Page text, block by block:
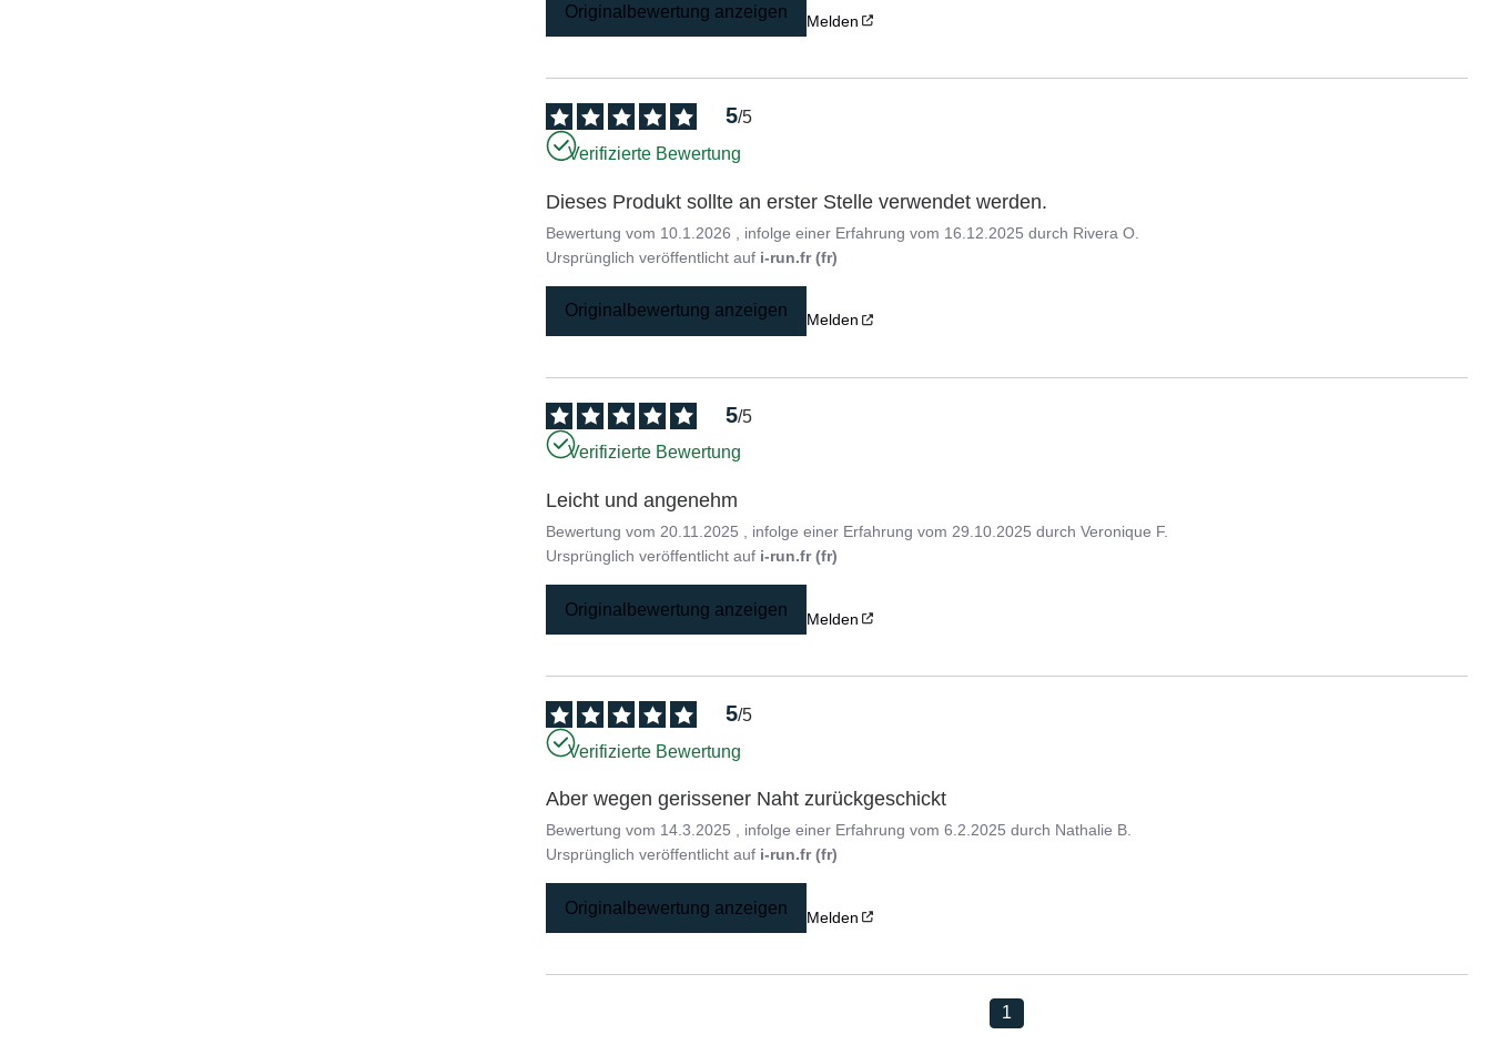
Originalbewertung anzeigen Melden
5/5
Verifizierte Bewertung
Dieses Produkt sollte an erster Stelle verwendet werden.
Bewertung vom 10.1.2026 , infolge einer Erfahrung vom 16.12.2025 durch Rivera O.
Ursprünglich veröffentlicht auf i-run.fr (fr)
Originalbewertung anzeigen Melden
5/5
Verifizierte Bewertung
Leicht und angenehm
Bewertung vom 20.11.2025 , infolge einer Erfahrung vom 29.10.2025 durchVeronique F.
Ursprünglich veröffentlicht auf i-run.fr (fr)
Originalbewertung anzeigen Melden
5/5
Verifizierte Bewertung
Aber wegen gerissener Naht zurückgeschickt
Bewertung vom 14.3.2025 , infolge einer Erfahrung vom6.2.2025 durch Nathalie B.
Ursprünglich veröffentlicht auf i-run.fr (fr)
Originalbewertung anzeigen Melden
1